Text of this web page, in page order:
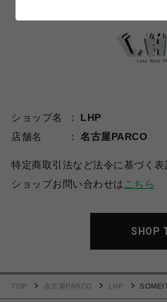
ショップ名
LHP
店舗名
名古屋PARCO
特定商取引法など法令に基づく表
ショップお問い合わせは こちら
SHOP
TOP 名古屋PARCO LHP